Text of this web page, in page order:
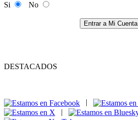
Si
No
Entrar a Mi Cuenta
DESTACADOS
|